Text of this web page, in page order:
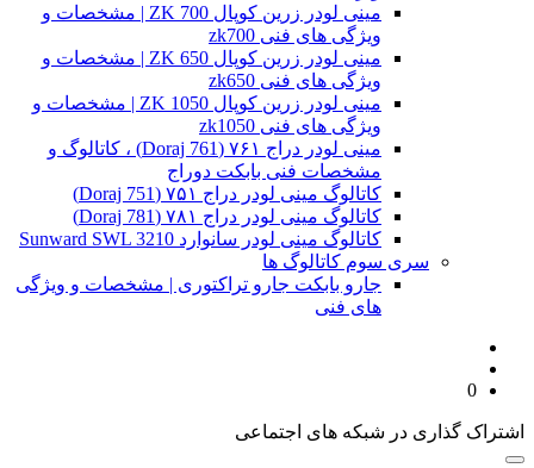
مینی لودر زرین کوپال ZK 700 | مشخصات و
ویژگی های فنی zk700
مینی لودر زرین کوپال ZK 650 | مشخصات و
ویژگی های فنی zk650
مینی لودر زرین کوپال ZK 1050 | مشخصات و
ویژگی های فنی zk1050
مینی لودر دراج ۷۶۱ (Doraj 761) ، کاتالوگ و
مشخصات فنی بابکت دوراج
کاتالوگ مینی لودر دراج ۷۵۱ (Doraj 751)
کاتالوگ مینی لودر دراج ۷۸۱ (Doraj 781)
کاتالوگ مینی لودر سانوارد Sunward SWL 3210
سری سوم کاتالوگ ها
جارو بابکت جارو تراکتوری | مشخصات و ویژگی
های فنی
0
اشتراک گذاری در شبکه های اجتماعی